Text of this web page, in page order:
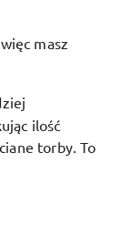
masz
ilość
torby. To